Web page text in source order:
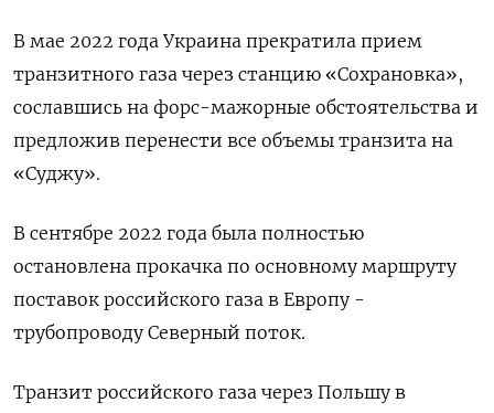
В мае 2022 года Украина прекратила прием
транзитного газа через станцию «Сохрановка»,
сославшись на форс-мажорные обстоятельства и
предложив перенести все объемы транзита на
«Суджу».
В сентябре 2022 года была полностью
остановлена прокачка по основному маршруту
поставок российского газа в Европу -
трубопроводу Северный поток.
Транзит российского газа через Польшу в